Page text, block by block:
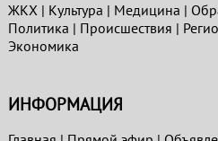
ЖКХ| Культура | Медицина |
Политика | Проиcшествия |
Экономика
ИНФОРМАЦИЯ